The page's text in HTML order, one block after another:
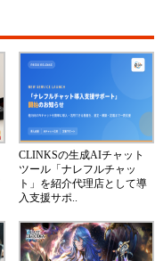
CLINKSの生成AIチャット
ツール「ナレフルチャッ
ト」を紹介代理店として導
入支援サポ..